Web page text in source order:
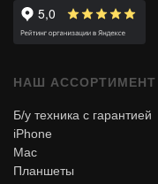
НАШ АССОРТИМЕНТ
iPhone
Б/у техника с гарантией
Mac
Планшеты